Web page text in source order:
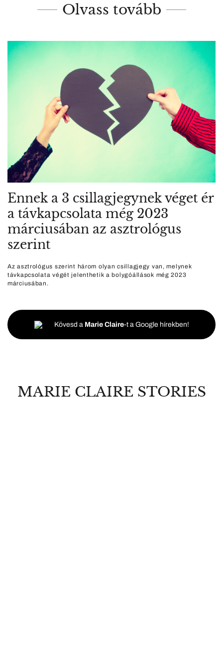
Olvass tovább
Ennek a 3 csillagjegynek véget ér
a távkapcsolata még 2023
márciusában az asztrológus
szerint
Az asztrológus szerint három olyan csillagjegy van, melynek
távkapcsolata végét jelenthetik a bolygóállások még 2023
márciusában.
Kövesd a Marie Claire-t a Google hírekben!
MARIE CLAIRE STORIES